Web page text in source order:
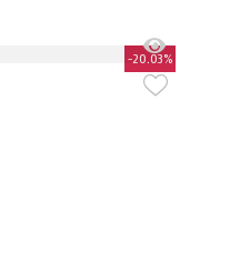
-20.03%